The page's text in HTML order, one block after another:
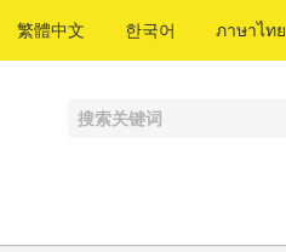
繁體中文 한국어 ภาษาไทย